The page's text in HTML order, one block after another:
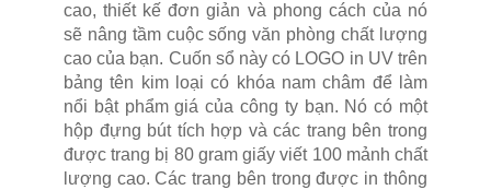
cao, thiết kế đơn giản và phong cách của nó
sẽ nâng tầm cuộc sống văn phòng chất lượng
cao của bạn. Cuốn sổ này có LOGO in UV trên
bảng tên kim loại có khóa nam châm để làm
nổi bật phẩm giá của công ty bạn. Nó có một
hộp đựng bút tích hợp và các trang bên trong
được trang bị 80 gram giấy viết 100 mảnh chất
lượng cao. Các trang bên trong được in thông